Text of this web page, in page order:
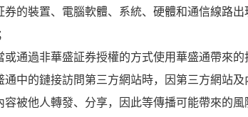
的裝置、電腦軟體、系統、硬體和通信線路
通過非華盛証券授權的方式使用華盛通帶來的
中的鏈接訪問第三方網站時，因第三方網站及
被他人轉發、分享，因此等傳播可能帶來的風